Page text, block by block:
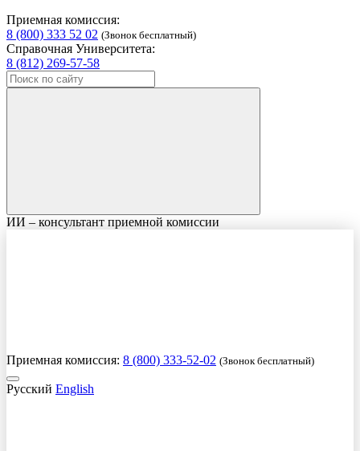
Приемная комиссия:
8 (800) 333 52 02 (Звонок бесплатный)
Справочная Университета:
8 (812) 269-57-58
ИИ – консультант приемной комиссии
Приемная комиссия: 8 (800) 333-52-02 (Звонок бесплатный)
Русский English